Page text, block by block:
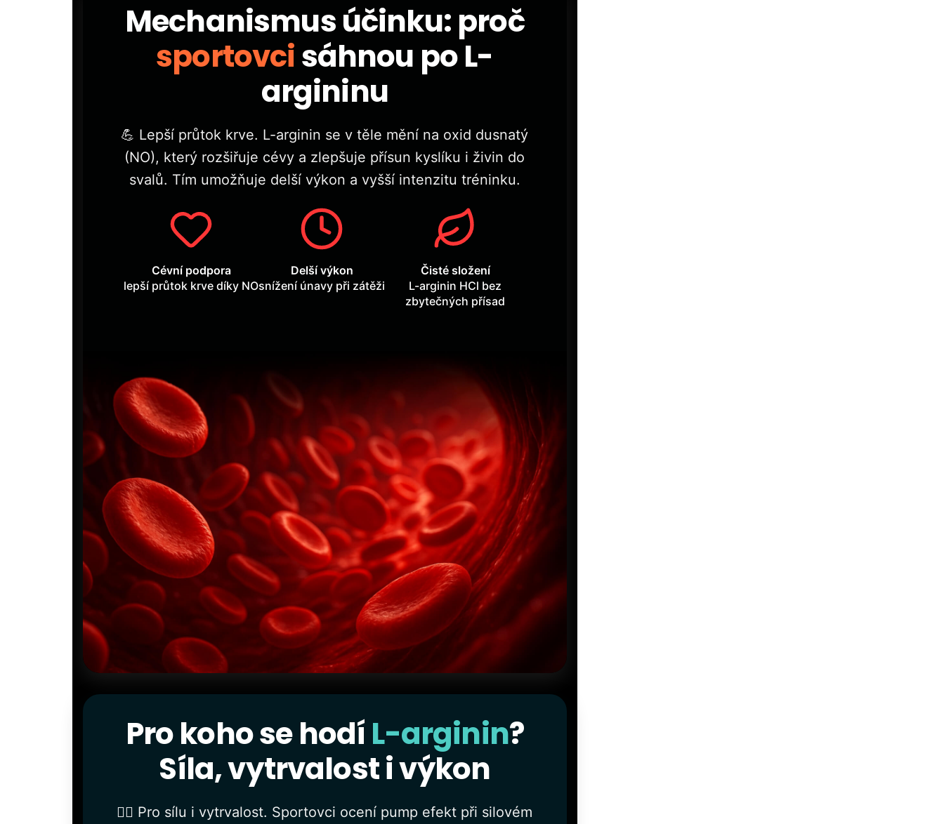
Mechanismus účinku: proč
sportovcisáhnou po L-
argininu
💪 Lepší průtok krve. L-arginin se v těle mění na oxid dusnatý
(NO), který rozšiřuje cévy a zlepšuje přísun kyslíku i živin do
svalů. Tím umožňuje delší výkon a vyšší intenzitu tréninku.
Cévní podpora
lepší průtok krve díky NO
Delší výkon
snížení únavy při zátěži
Čisté složení
L-arginin HCl bez
zbytečných přísad
Pro koho se hodí L-arginin?
Síla, vytrvalost i výkon
🏋️‍♂️ Pro sílu i vytrvalost. Sportovci ocení pump efekt při silovém